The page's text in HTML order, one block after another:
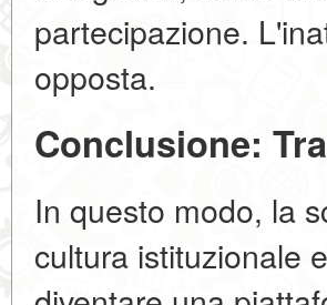
partecipazione.
opposta.
Conclusione:
In questo modo, la
cultura istituzionale